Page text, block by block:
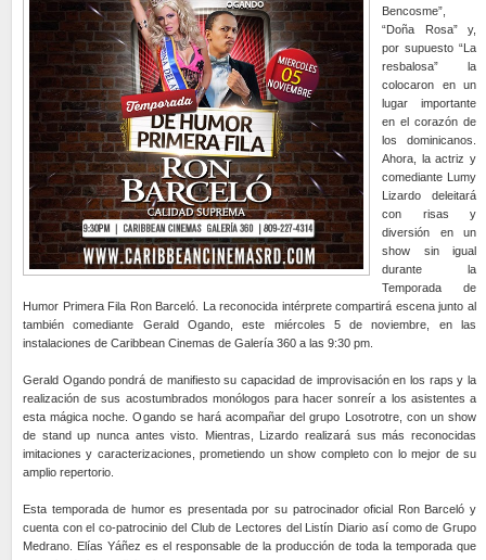
Bencosme”,
“Doña Rosa” y,
por supuesto “La
resbalosa” la
colocaron en un
lugar importante
en el corazón de
los dominicanos.
Ahora, la actriz y
comediante Lumy
Lizardo deleitará
con risas y
diversión en un
show sin igual
durante la
Temporada de
Humor Primera Fila Ron Barceló. La reconocida intérprete compartirá escena junto al
también comediante Gerald Ogando, este miércoles 5 de noviembre, en las
instalaciones de Caribbean Cinemas de Galería 360 a las 9:30 pm.
Gerald Ogando pondrá de manifiesto su capacidad de improvisación en los raps y la
realización de sus acostumbrados monólogos para hacer sonreír a los asistentes a
esta mágica noche. Ogando se hará acompañar del grupo Losotrotre, con un show
de stand up nunca antes visto. Mientras, Lizardo realizará sus más reconocidas
imitaciones y caracterizaciones, prometiendo un show completo con lo mejor de su
amplio repertorio.
Esta temporada de humor es presentada por su patrocinador oficial Ron Barceló y
cuenta con el co-patrocinio del Club de Lectores del Listín Diario así como de Grupo
Medrano. Elías Yáñez es el responsable de la producción de toda la temporada que